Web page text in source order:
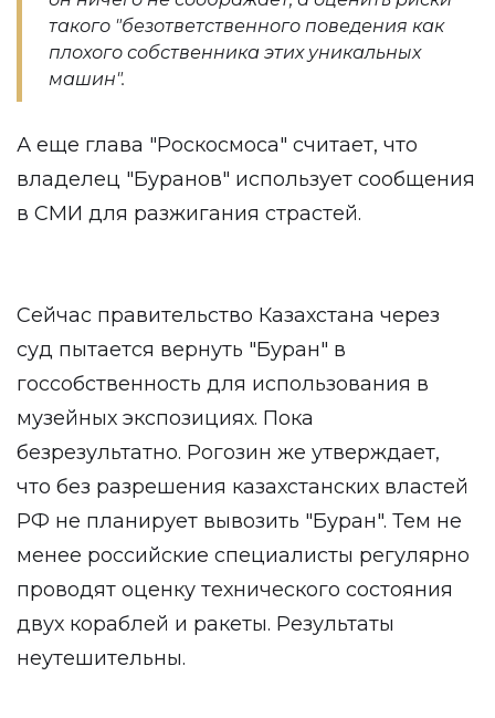
такого "безответственного поведения как
плохого собственника этих уникальных
машин".
А еще глава "Роскосмоса" считает, что
владелец "Буранов" использует сообщения
в СМИ для разжигания страстей.
Сейчас правительство Казахстана через
суд пытается вернуть "Буран" в
госсобственность для использования в
музейных экспозициях. Пока
безрезультатно. Рогозин же утверждает,
что без разрешения казахстанских властей
РФ не планирует вывозить "Буран". Тем не
менее российские специалисты регулярно
проводят оценку технического состояния
двух кораблей и ракеты. Результаты
неутешительны.